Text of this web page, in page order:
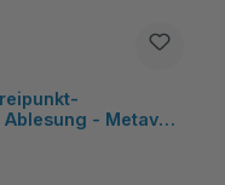
- Metav